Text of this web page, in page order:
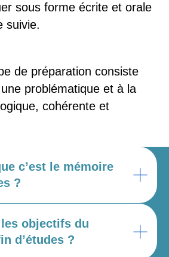
sous forme écrite et orale
suivie.
de préparation consiste
problématique et à la
cohérente et
c’est le mémoire
?
objectifs du
d’études ?